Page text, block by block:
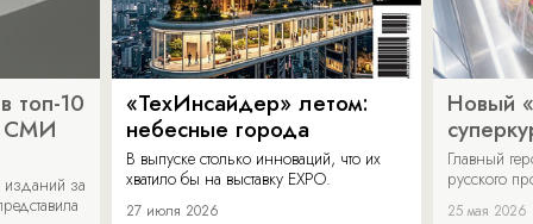
топ-10
СМИ
изданий за
«ТехИнсайдер» летом:
небесные города
В выпуске столько инноваций, что их
хватило бы на выставку EXPO.
27 июля 2026
Новый
Главный
русского
25 мая 2026